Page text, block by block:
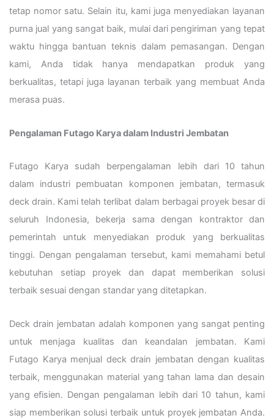
tetap nomor satu. Selain itu, kami juga menyediakan layanan
purna jual yang sangat baik, mulai dari pengiriman yang tepat
waktu hingga bantuan teknis dalam pemasangan. Dengan
kami, Anda tidak hanya mendapatkan produk yang
berkualitas, tetapi juga layanan terbaik yang membuat Anda
merasa puas.
Pengalaman Futago Karya dalam Industri Jembatan
Futago Karya sudah berpengalaman lebih dari 10 tahun
dalam industri pembuatan komponen jembatan, termasuk
deck drain. Kami telah terlibat dalam berbagai proyek besar di
seluruh Indonesia, bekerja sama dengan kontraktor dan
pemerintah untuk menyediakan produk yang berkualitas
tinggi. Dengan pengalaman tersebut, kami memahami betul
kebutuhan setiap proyek dan dapat memberikan solusi
terbaik sesuai dengan standar yang ditetapkan.
Deck drain jembatan adalah komponen yang sangat penting
untuk menjaga kualitas dan keandalan jembatan. Kami
Futago Karya menjual deck drain jembatan dengan kualitas
terbaik, menggunakan material yang tahan lama dan desain
yang efisien. Dengan pengalaman lebih dari 10 tahun, kami
siap memberikan solusi terbaik untuk proyek jembatan Anda.